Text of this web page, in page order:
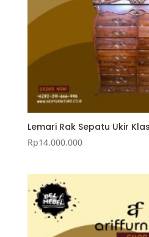
Lemari Rak Sepatu Ukir
Rp14.000.000